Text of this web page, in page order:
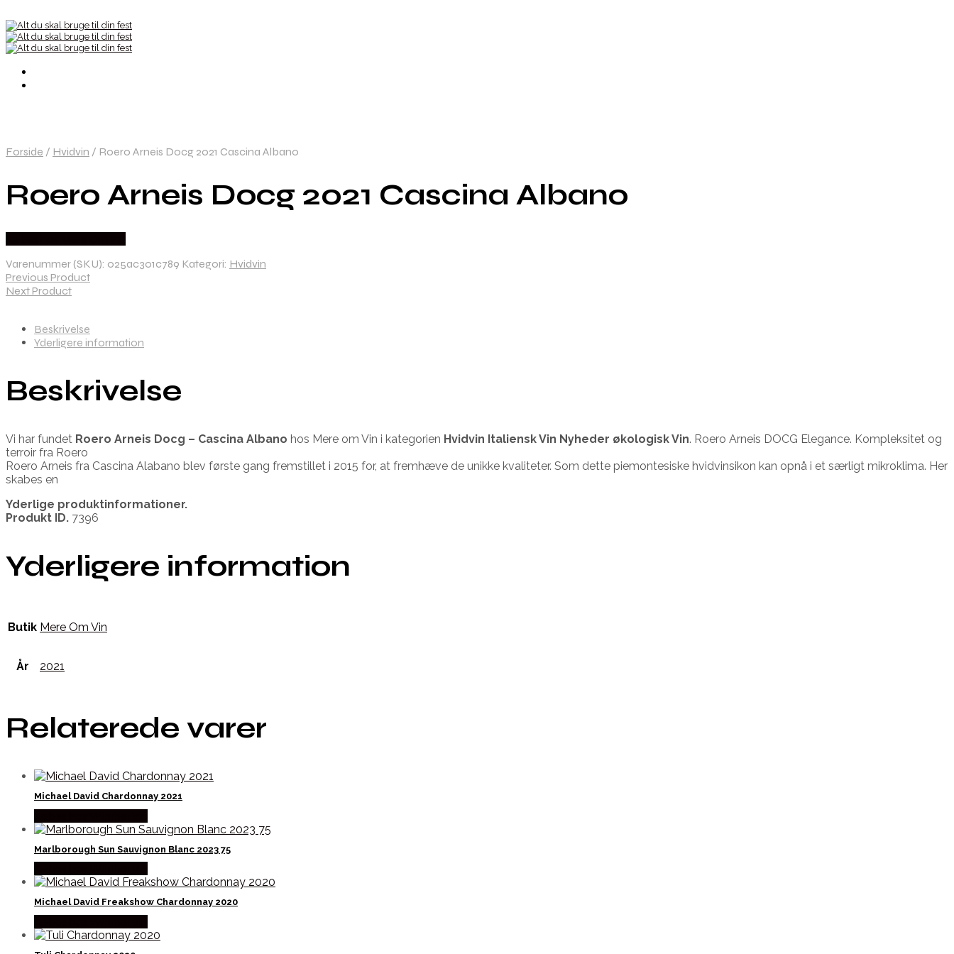
Forside / Hvidvin / Roero Arneis Docg 2021 Cascina Albano
Roero Arneis Docg 2021 Cascina Albano
Varenummer (SKU): 025ac301c789 Kategori: Hvidvin
Previous Product
Next Product
Beskrivelse
Yderligere information
Beskrivelse
Vi har fundet Roero Arneis Docg – Cascina Albano hos Mere om Vin i kategorien Hvidvin Italiensk Vin Nyheder økologisk Vin. Roero Arneis DOCG Elegance. Kompleksitet og
terroir fra Roero
Roero Arneis fra Cascina Alabano blev første gang fremstillet i 2015 for, at fremhæve de unikke kvaliteter. Som dette piemontesiske hvidvinsikon kan opnå i et særligt mikroklima. Her
skabes en
Yderlige produktinformationer.
Produkt ID. 7396
Yderligere information
Butik Mere Om Vin
År 2021
Relaterede varer
Michael David Chardonnay 2021
Marlborough Sun Sauvignon Blanc 2023 75
Michael David Freakshow Chardonnay 2020